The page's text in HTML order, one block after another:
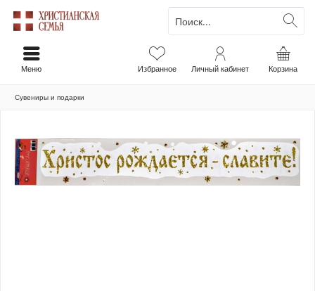
Корзина
Избранное Личный кабинет
Меню
Сувениры и подарки